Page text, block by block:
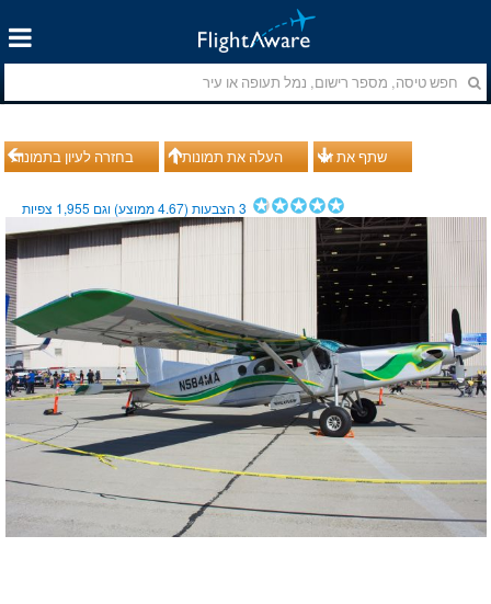
בחזרה לעיון בתמונות העלה את תמונותיך שתף את זה
3הצבעות (4.67ממוצע) וגם 1,955 צפיות